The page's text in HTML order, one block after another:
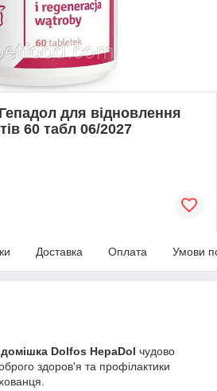
для відновлення
60 табл 06/2027
Доставка Оплата Умови
домішка Dolfos HepaDol чудово
здоров'я та профілактики